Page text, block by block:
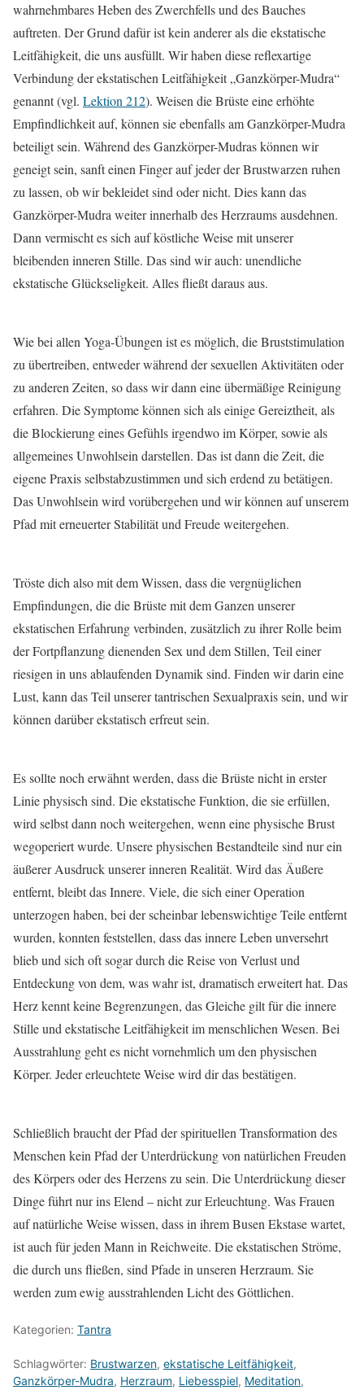
wahrnehmbares Heben des Zwerchfells und des Bauches
auftreten. Der Grund dafür ist kein anderer als die ekstatische
Leitfähigkeit, die uns ausfüllt. Wir haben diese reflexartige
Verbindung der ekstatischen Leitfähigkeit „Ganzkörper-Mudra“
genannt (vgl. Lektion 212). Weisen die Brüste eine erhöhte
Empfindlichkeit auf, können sie ebenfalls am Ganzkörper-Mudra
beteiligt sein. Während des Ganzkörper-Mudras können wir
geneigt sein, sanft einen Finger auf jeder der Brustwarzen ruhen
zu lassen, ob wir bekleidet sind oder nicht. Dies kann das
Ganzkörper-Mudra weiter innerhalb des Herzraums ausdehnen.
Dann vermischt es sich auf köstliche Weise mit unserer
bleibenden inneren Stille. Das sind wir auch: unendliche
ekstatische Glückseligkeit. Alles fließt daraus aus.
Wie bei allen Yoga-Übungen ist es möglich, die Bruststimulation
zu übertreiben, entweder während der sexuellen Aktivitäten oder
zu anderen Zeiten, so dass wir dann eine übermäßige Reinigung
erfahren. Die Symptome können sich als einige Gereiztheit, als
die Blockierung eines Gefühls irgendwo im Körper, sowie als
allgemeines Unwohlsein darstellen. Das ist dann die Zeit, die
eigene Praxis selbstabzustimmen und sich erdend zu betätigen.
Das Unwohlsein wird vorübergehen und wir können auf unserem
Pfad mit erneuerter Stabilität und Freude weitergehen.
Tröste dich also mit dem Wissen, dass die vergnüglichen
Empfindungen, die die Brüste mit dem Ganzen unserer
ekstatischen Erfahrung verbinden, zusätzlich zu ihrer Rolle beim
der Fortpflanzung dienenden Sex und dem Stillen, Teil einer
riesigen in uns ablaufenden Dynamik sind. Finden wir darin eine
Lust, kann das Teil unserer tantrischen Sexualpraxis sein, und wir
können darüber ekstatisch erfreut sein.
Es sollte noch erwähnt werden, dass die Brüste nicht in erster
Linie physisch sind. Die ekstatische Funktion, die sie erfüllen,
wird selbst dann noch weitergehen, wenn eine physische Brust
wegoperiert wurde. Unsere physischen Bestandteile sind nur ein
äußerer Ausdruck unserer inneren Realität. Wird das Äußere
entfernt, bleibt das Innere. Viele, die sich einer Operation
unterzogen haben, bei der scheinbar lebenswichtige Teile entfernt
wurden, konnten feststellen, dass das innere Leben unversehrt
blieb und sich oft sogar durch die Reise von Verlust und
Entdeckung von dem, was wahr ist, dramatisch erweitert hat. Das
Herz kennt keine Begrenzungen, das Gleiche gilt für die innere
Stille und ekstatische Leitfähigkeit im menschlichen Wesen. Bei
Ausstrahlung geht es nicht vornehmlich um den physischen
Körper. Jeder erleuchtete Weise wird dir das bestätigen.
Schließlich braucht der Pfad der spirituellen Transformation des
Menschen kein Pfad der Unterdrückung von natürlichen Freuden
des Körpers oder des Herzens zu sein. Die Unterdrückung dieser
Dinge führt nur ins Elend – nicht zur Erleuchtung. Was Frauen
auf natürliche Weise wissen, dass in ihrem Busen Ekstase wartet,
ist auch für jeden Mann in Reichweite. Die ekstatischen Ströme,
die durch uns fließen, sind Pfade in unseren Herzraum. Sie
werden zum ewig ausstrahlenden Licht des Göttlichen.
Kategorien: Tantra
Schlagwörter: Brustwarzen, ekstatische Leitfähigkeit,
Ganzkörper-Mudra, Herzraum, Liebesspiel, Meditation,